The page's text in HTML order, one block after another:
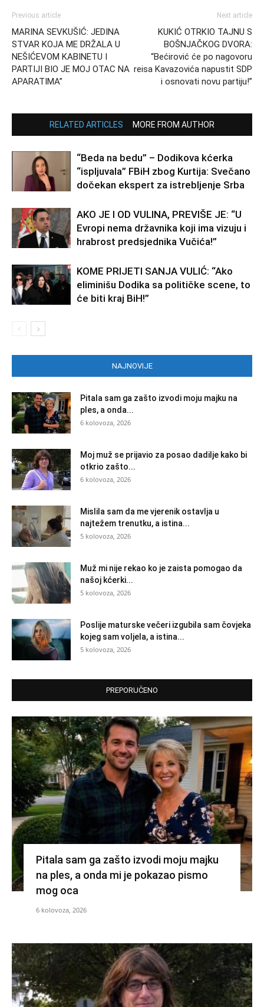
Previous article
MARINA SEVKUŠIĆ: JEDINA
STVAR KOJA ME DRŽALA U
NEŠIĆEVOM KABINETU I
PARTIJI BIO JE MOJ OTAC NA
APARATIMA”
Next article
KUKIĆ OTRKIO TAJNU S
BOŠNJAČKOG DVORA:
“Bećirović će po nagovoru
reisa Kavazovića napustit SDP
i osnovati novu partiju!”
RELATED ARTICLES MORE FROM AUTHOR
“Beda na bedu” – Dodikova kćerka
“ispljuvala” FBiH zbog Kurtija: Svečano
dočekan ekspert za istrebljenje Srba
AKO JE I OD VULINA, PREVIŠE JE: “U
Evropi nema državnika koji ima vizuju i
hrabrost predsjednika Vučića!”
KOME PRIJETI SANJA VULIĆ: “Ako
eliminišu Dodika sa političke scene, to
će biti kraj BiH!”
NAJNOVIJE
Pitala sam ga zašto izvodi moju majku na
ples, a onda...
6 kolovoza, 2026
Moj muž se prijavio za posao dadilje kako bi
otkrio zašto...
6 kolovoza, 2026
Mislila sam da me vjerenik ostavlja u
najtežem trenutku, a istina...
5 kolovoza, 2026
Muž mi nije rekao ko je zaista pomogao da
našoj kćerki...
5 kolovoza, 2026
Poslije maturske večeri izgubila sam čovjeka
kojeg sam voljela, a istina...
5 kolovoza, 2026
PREPORUČENO
Pitala sam ga zašto izvodi moju majku
na ples, a onda mi je pokazao pismo
mog oca
6 kolovoza, 2026